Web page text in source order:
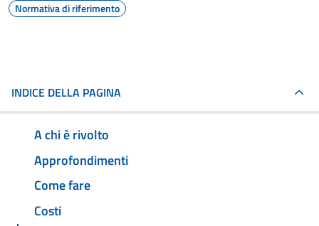
Normativa di riferimento
INDICE DELLA PAGINA
A chi è rivolto
Approfondimenti
Come fare
Costi